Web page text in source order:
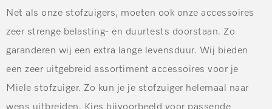
Net als onze stofzuigers, moeten ook onze accessoires
zeer strenge belasting- en duurtests doorstaan. Zo
garanderen wij een extra lange levensduur. Wij bieden
een zeer uitgebreid assortiment accessoires voor je
Miele stofzuiger. Zo kun je je stofzuiger helemaal naar